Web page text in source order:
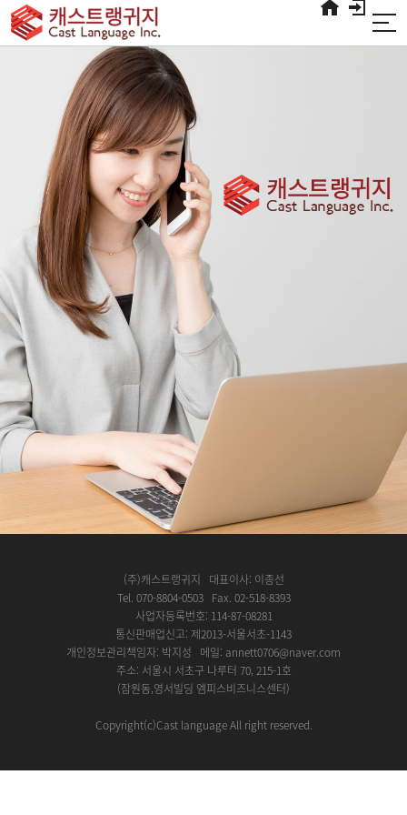
(주)캐스트랭귀지 대표이사: 이종선
Tel. 070-8804-0503 Fax. 02-518-8393
사업자등록번호: 114-87-08281
통신판매업신고: 제2013-서울서초-1143
개인정보관리책임자: 박지성 메일: annett0706@naver.com
주소: 서울시 서초구 나루터 70, 215-1호
(잠원동,영서빌딩 엠피스비즈니스센터)
Copyright(c)Cast language All right reserved.